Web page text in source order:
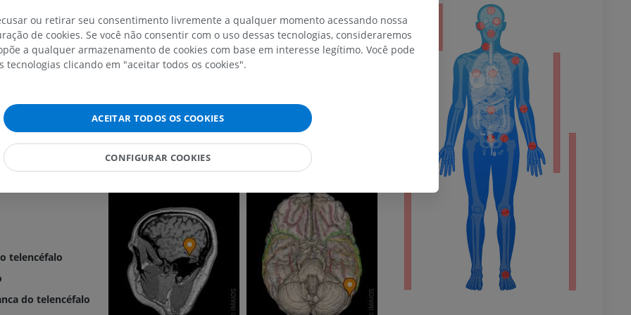
da insula
telencéfalo
do telencéfalo
Galeria
IRM do membro superior
IRM
PREMIUM
IRM
Membro inferior
Ilustrações
PREMIUM
IRM do membro inferior
PREMIUM
Ressonância magnética do
quadril
IRM
PREMIUM
IRM do joelho
ou retirar seu consentimento livremente a qualquer momento acessando nossa
de cookies. Se você não consentir com o uso dessas tecnologias, consideraremos
a qualquer armazenamento de cookies com base em interesse legítimo. Você pode
tecnologias clicando em "aceitar todos os cookies".
ACEITAR TODOS OS COOKIES
CONFIGURAR COOKIES